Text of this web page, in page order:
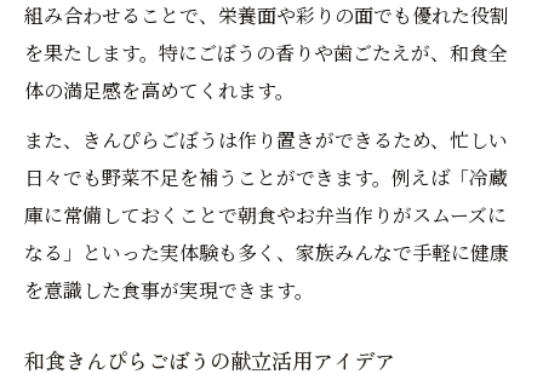
組み合わせることで、栄養面や彩りの面でも優れた役割
を果たします。特にごぼうの香りや歯ごたえが、和食全
体の満足感を高めてくれます。
また、きんぴらごぼうは作り置きができるため、忙しい
日々でも野菜不足を補うことができます。例えば「冷蔵
庫に常備しておくことで朝食やお弁当作りがスムーズに
なる」といった実体験も多く、家族みんなで手軽に健康
を意識した食事が実現できます。
和食きんぴらごぼうの献立活用アイデア